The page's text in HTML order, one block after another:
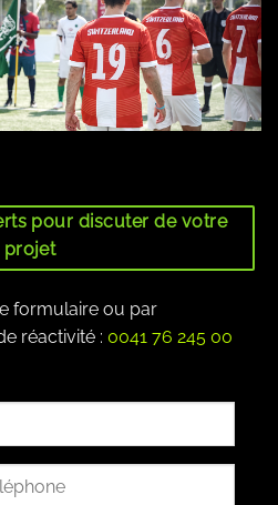
pour discuter de votre
projet
formulaire ou par
réactivité : 0041 76 245 00